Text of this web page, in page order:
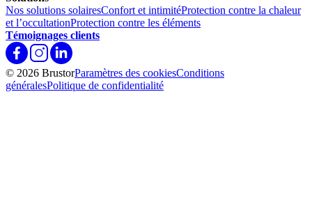
Nos solutions solairesConfort et intimitéProtection contre la chaleur
et l’occultationProtection contre les éléments
Témoignages clients
© 2026 BrustorParamètres des cookiesConditions
généralesPolitique de confidentialité